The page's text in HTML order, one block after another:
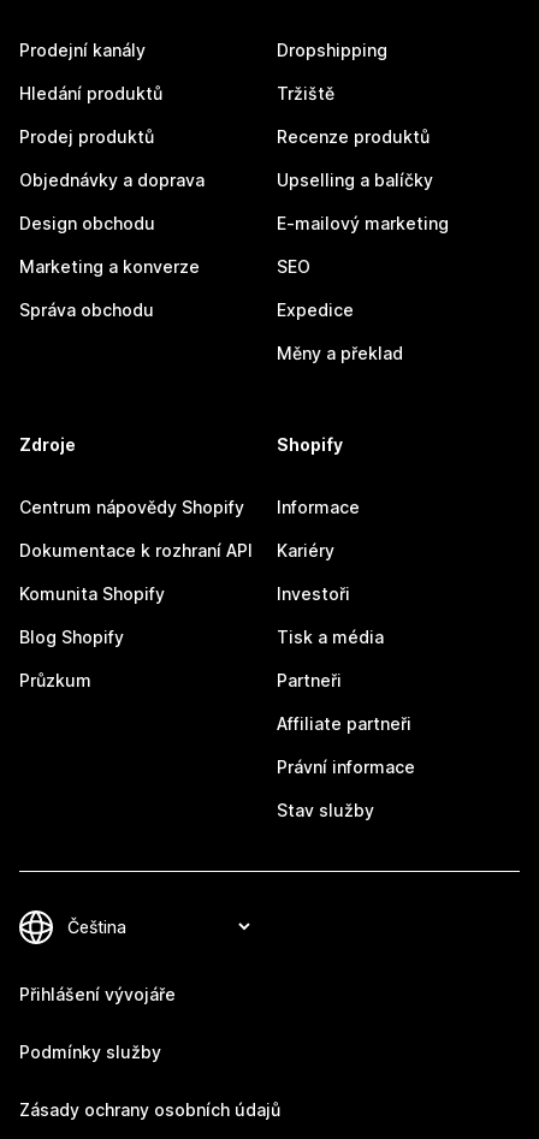
Prodejní kanály
Hledání produktů
Prodej produktů
Objednávky a doprava
Design obchodu
Marketing a konverze
Správa obchodu
Dropshipping
Tržiště
Recenze produktů
Upselling a balíčky
E-mailový marketing
SEO
Expedice
Měny a překlad
Zdroje
Centrum nápovědy Shopify
Dokumentace k rozhraní API
Komunita Shopify
Blog Shopify
Průzkum
Shopify
Informace
Kariéry
Investoři
Tisk a média
Partneři
Affiliate partneři
Právní informace
Stav služby
Přihlášení vývojáře
Podmínky služby
Zásady ochrany osobních údajů